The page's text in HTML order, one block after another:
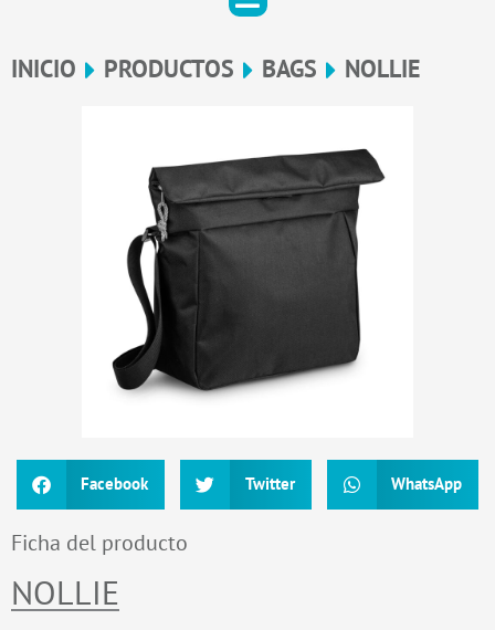
INICIO PRODUCTOS BAGS NOLLIE
Facebook Twitter WhatsApp
Ficha del producto
NOLLIE